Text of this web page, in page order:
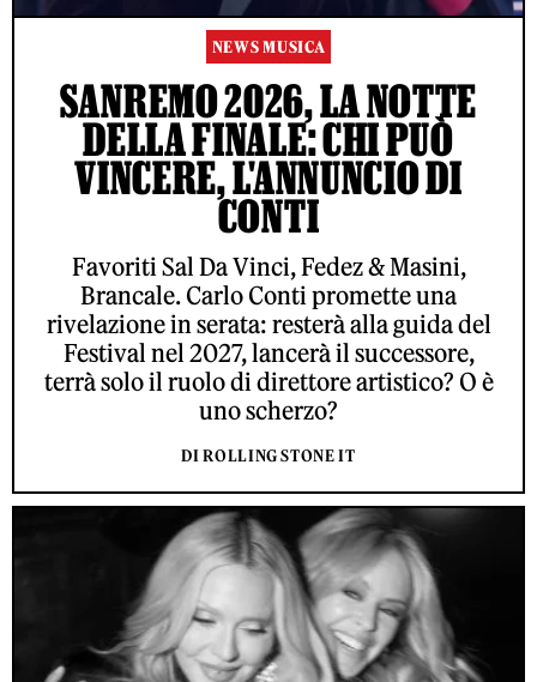
NEWS MUSICA
SANREMO 2026, LA NOTTE
DELLA FINALE: CHI PUÒ
VINCERE, L'ANNUNCIO DI
CONTI
Favoriti Sal Da Vinci, Fedez & Masini,
Brancale. Carlo Conti promette una
rivelazione in serata: resterà alla guida del
Festival nel 2027, lancerà il successore,
terrà solo il ruolo di direttore artistico? O è
uno scherzo?
DI ROLLING STONE IT